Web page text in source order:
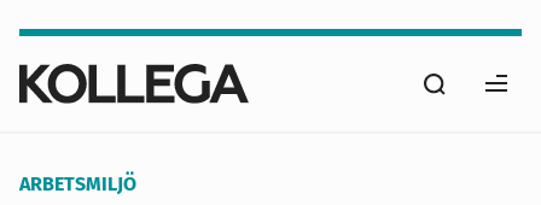
huvudinnehåll
Sök
ARBETSMILJÖ